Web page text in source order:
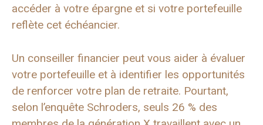
accéder à votre épargne et si votre portefeuille
reflète cet échéancier.
Un conseiller financier peut vous aider à évaluer
votre portefeuille et à identifier les opportunités
de renforcer votre plan de retraite. Pourtant,
selon l’enquête Schroders, seuls 26 % des